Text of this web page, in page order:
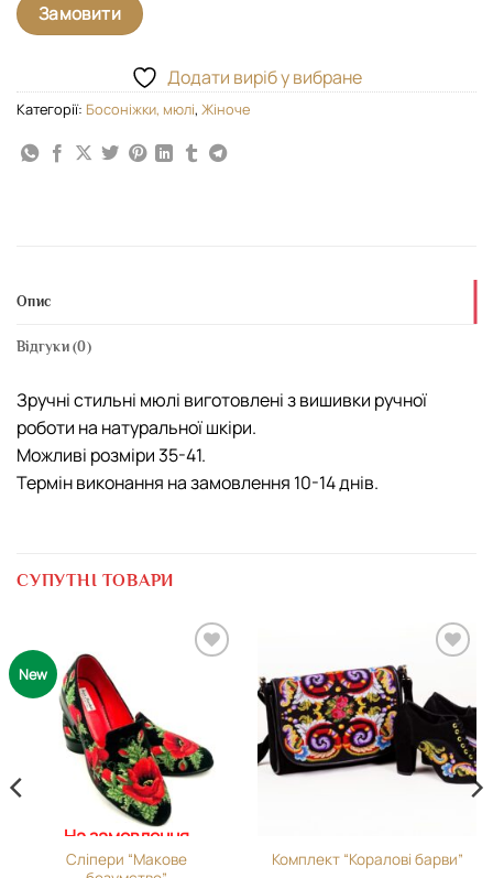
Замовити
Додати виріб у вибране
Категорії: Босоніжки, мюлі, Жіноче
Опис
Відгуки (0)
Зручні стильні мюлі виготовлені з вишивки ручної
роботи на натуральної шкіри.
Можливі розміри 35-41.
Термін виконання на замовлення 10-14 днів.
СУПУТНІ ТОВАРИ
New
На замовлення
Сліпери “Макове
вибране
Комплект “Коралові барви”